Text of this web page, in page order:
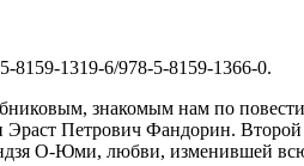
8159-1319-6/978-5-8159-1366-0.
знакомым нам по
Эраст Петрович Фандорин.
О-Юми, любви, изменившей